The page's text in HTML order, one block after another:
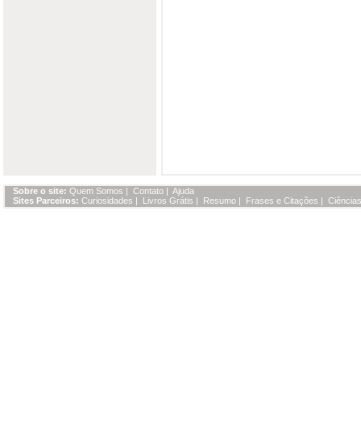
Sobre o site: Quem Somos | Contato | Ajuda
Sites Parceiros: Curiosidades | Livros Grátis | Resumo | Frases e Citações |